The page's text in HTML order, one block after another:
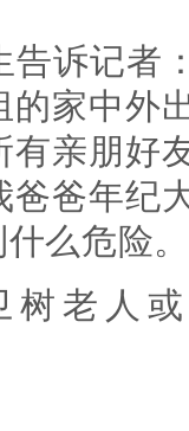
诉记者
的家中外
亲朋好
爸爸年纪
什么危险
树老人